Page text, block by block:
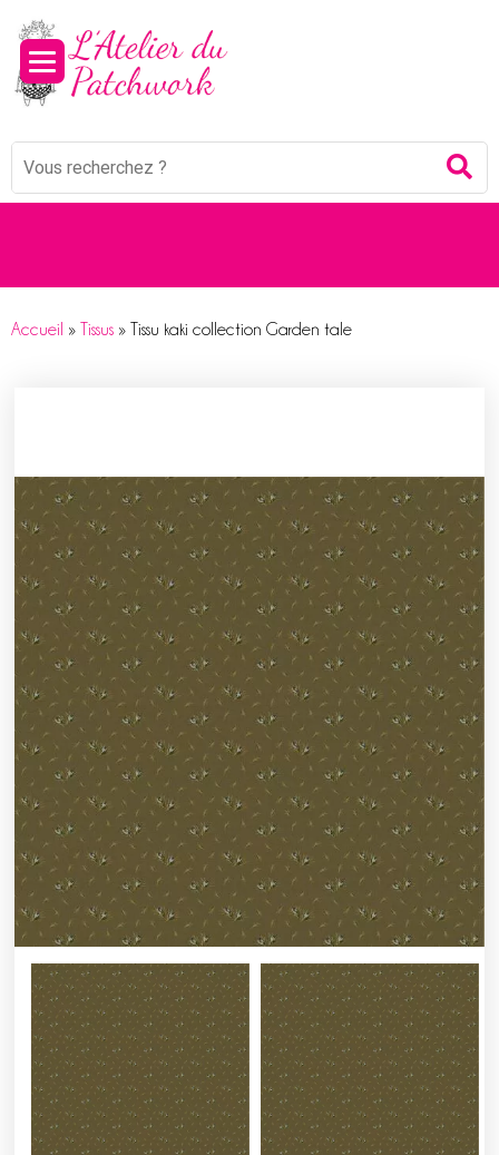
Mots
Accueil » Tissus » Tissu kaki collection Garden tale
Panneau de gestion des cookies